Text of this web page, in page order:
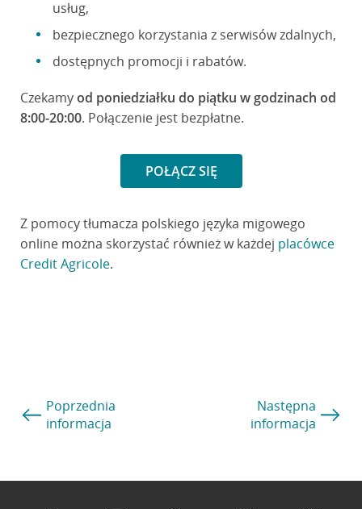
usług,
bezpiecznego korzystania z serwisów zdalnych,
dostępnych promocji i rabatów.
Czekamyod poniedziałku do piątku w godzinach od
8:00-20:00. Połączenie jest bezpłatne.
POŁĄCZ SIĘ
Z pomocy tłumacza polskiego języka migowego
online można skorzystać również w każdej placówce
Credit Agricole.
Poprzednia
informacja
Następna
informacja